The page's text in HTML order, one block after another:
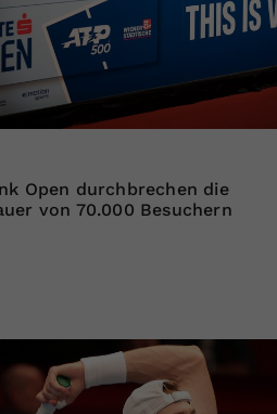
Open durchbrechen die
von 70.000 Besuchern